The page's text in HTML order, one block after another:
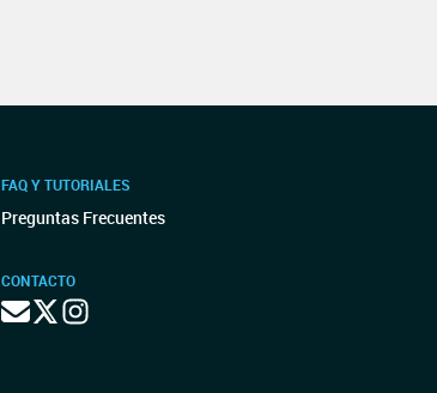
FAQ Y TUTORIALES
Preguntas Frecuentes
CONTACTO